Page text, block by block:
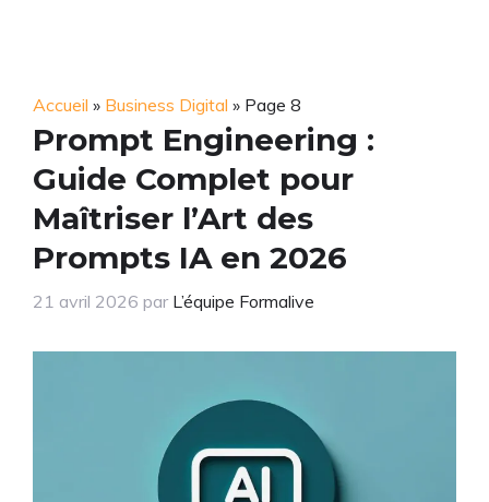
Accueil » Business Digital » Page 8
Prompt Engineering :
Guide Complet pour
Maîtriser l’Art des
Prompts IA en 2026
21 avril 2026 par L’équipe Formalive